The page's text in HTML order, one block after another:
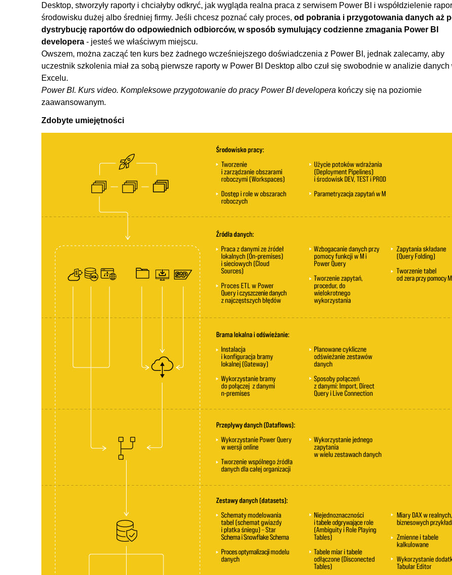
4. Język DAX
4.1. Tabela miar
4.2. Miary bazowe
4.4. Miary X i RELATED
4.5. DIVIDE i DISTINCTCOUNT
4.6. CALCULATE, czyli fundament analiz
4.7. Właściwości miar i kolumn
4.9. ALL, ALLEXCEPT, ALLSELECTED, VALUES
4.11. Tabele bez relacji
4.13. Różne obliczenia na poziomach tabeli
4.15. Tabele kalkulowane
4.16. Time Intelligence z tabelą kalendarza
4.17. Time Intelligence bez tabeli kalendarza
5. Tabular Editor
5.1. Instalacja i pierwsze kroki
5.2. Skrypty
5.3. Dynamiczna zmiana miar
6. Serwis
6.1. Obszary robocze
6.2. Współdzielone zestawy danych
6.3. Przepływy danych
6.4. Bramy i planowane odświeżanie
6.5. Potoki wdrażania
7. Wizualizacje
7.1. Wstęp
7.2. Zakładki, panel filtrów
7.3. Dobre praktyki
7.4. Rozmieszczanie elementów
7.5. Analizator wydajności
7.6. Własne etykiety wizualizacji
7.7. Ukrycie elementów bez danych z fragmentatorów
Desktop, stworzyły raporty i chciałyby odkryć, jak wygląda realna praca z serwisem Power BI i współdzielenie
środowisku dużej albo średniej firmy. Jeśli chcesz poznać cały proces, od pobrania i przygotowania danych aż
dystrybucję raportów do odpowiednich odbiorców, w sposób symulujący codzienne zmagania Power BI
developera - jesteś we właściwym miejscu.
Owszem, można zacząć ten kurs bez żadnego wcześniejszego doświadczenia z Power BI, jednak zalecamy, aby
uczestnik szkolenia miał za sobą pierwsze raporty w Power BI Desktop albo czuł się swobodnie w analizie danych
Excelu.
Power BI. Kurs video. Kompleksowe przygotowanie do pracy Power BI developera kończy się na poziomie
zaawansowanym.
Zdobyte umiejętności